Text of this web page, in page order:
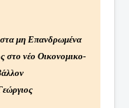
μη Επανδρωμένα
στο νέο Οικονομικο-